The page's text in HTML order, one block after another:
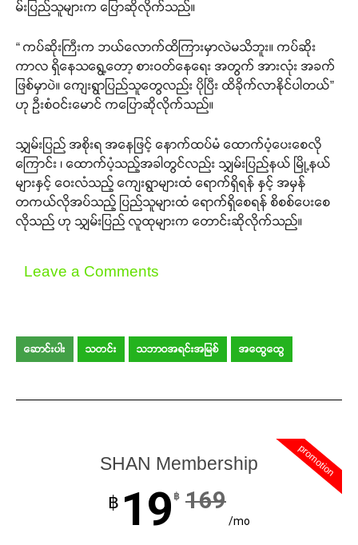
မ်းပြည်သူများက ပြောဆိုလိုက်သည်။
“ ကပ်ဆိုးကြီးက ဘယ်လောက်ထိကြားမှာလဲမသိဘူး။ ကပ်ဆိုး
ကာလ ရှိနေသရွေ့တော့ စားဝတ်နေရေး အတွက် အားလုံး အခက်
ဖြစ်မှာပဲ။ ကျေးရွာပြည်သူတွေလည်း ပိုပြီး ထိခိုက်လာနိုင်ပါတယ်”
ဟု ဦးစံဝင်းမောင် ကပြောဆိုလိုက်သည်။
သျှမ်းပြည် အစိုးရ အနေဖြင့် နောက်ထပ်မံ ထောက်ပံ့ပေးစေလို
ကြောင်း ၊ ထောက်ပံ့သည့်အခါတွင်လည်း သျှမ်းပြည်နယ် မြို့နယ်
များနှင့် ဝေးလံသည့် ကျေးရွာများထံ ရောက်ရှိရန် နှင့် အမှန်
တကယ်လိုအပ်သည့် ပြည်သူများထံ ရောက်ရှိစေရန် စိစစ်ပေးစေ
လိုသည် ဟု သျှမ်းပြည် လူထုများက တောင်းဆိုလိုက်သည်။
Leave a Comments
ဆောင်းပါး သတင်း သဘာဝအရင်းအမြစ် အထွေထွေ
promotion
SHAN Membership
฿ 19 ฿ 169
/mo